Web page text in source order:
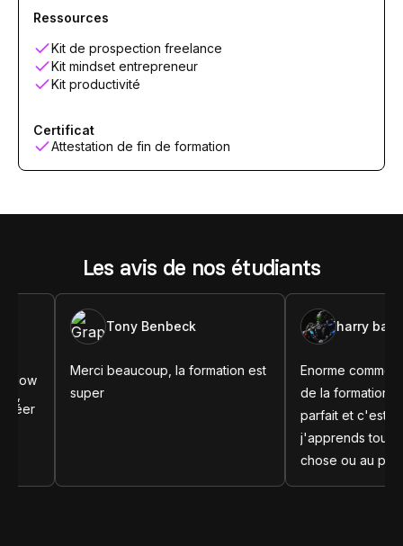
Ressources
Kit de prospection freelance
Kit mindset entrepreneur
Kit productivité
Certificat
Attestation de fin de formation
Les avis de nos étudiants
Tony Benbeck
beaucoup, la formation est
harry babooa
Enorme comme d'habitude
de la formation et le contenu
parfait et c'est toujours
j'apprends toujours de
chose ou au pire des cas
un très bon rappel.